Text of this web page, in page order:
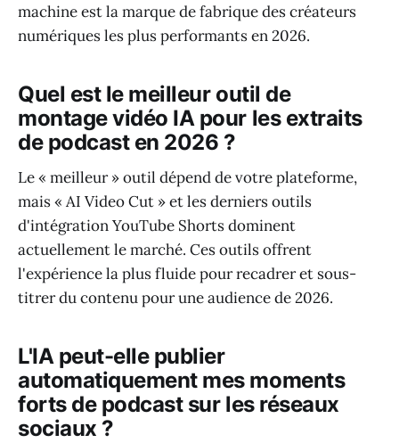
machine est la marque de fabrique des créateurs
numériques les plus performants en 2026.
Quel est le meilleur outil de
montage vidéo IA pour les extraits
de podcast en 2026 ?
Le « meilleur » outil dépend de votre plateforme,
mais « AI Video Cut » et les derniers outils
d'intégration YouTube Shorts dominent
actuellement le marché. Ces outils offrent
l'expérience la plus fluide pour recadrer et sous-
titrer du contenu pour une audience de 2026.
L'IA peut-elle publier
automatiquement mes moments
forts de podcast sur les réseaux
sociaux ?